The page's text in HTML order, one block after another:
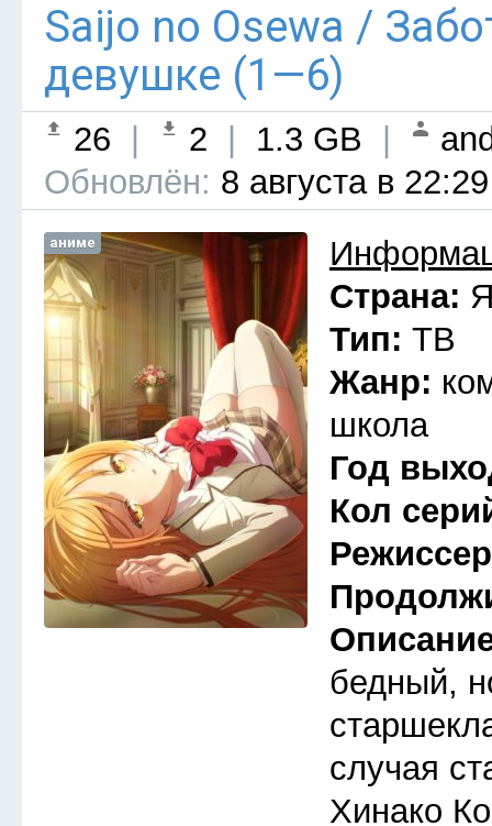
Saijo no Osewa /
девушке (1—6)
26 2 1.3 GB
Обновлён: 8 августа в 22:29
аниме
Страна:
Тип: ТВ
Жанр:
школа
Год
Кол
бедный,
случая
Хинако